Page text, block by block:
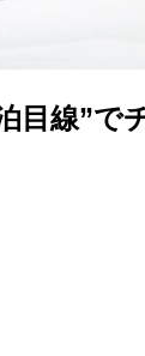
目線”で